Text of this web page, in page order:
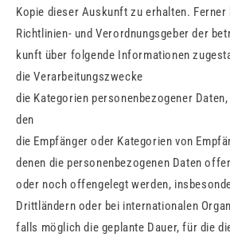
Kopie die­ser Aus­kunft zu er­hal­ten. Fer­ner
Richt­li­ni­en- und Ver­ord­nungs­ge­ber der
kunft über fol­gen­de In­for­ma­tio­nen
die Ver­ar­bei­tungs­zwe­cke
die Ka­te­go­ri­en per­so­nen­be­zo­ge­ner
den
die Emp­fän­ger oder Ka­te­go­ri­en von
denen die per­so­nen­be­zo­ge­nen Daten
oder noch of­fen­ge­legt wer­den,
Dritt­län­dern oder bei in­ter­na­tio­na­len
falls mög­lich die ge­plan­te Dauer, für die